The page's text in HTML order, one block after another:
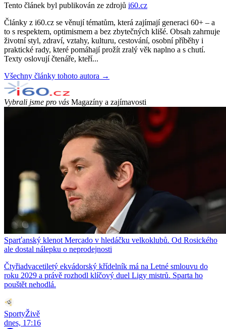
Tento článek byl publikován ze zdrojů i60.cz
Články z i60.cz se věnují tématům, která zajímají generaci 60+ – a
to s respektem, optimismem a bez zbytečných klišé. Obsah zahrnuje
životní styl, zdraví, vztahy, kulturu, cestování, osobní příběhy i
praktické rady, které pomáhají prožít zralý věk naplno a s chutí.
Texty oslovují čtenáře, kteří...
Všechny články tohoto autora →
Vybrali jsme pro vás Magazíny a zajímavosti
Sparťanský klenot Mercado v hledáčku velkoklubů. Od Rosického
ale dostal nálepku o neprodejnosti
Čtyřiadvacetiletý ekvádorský křídelník má na Letné smlouvu do
roku 2029 a právě rozhodl klíčový duel Ligy mistrů. Sparta ho
pouštět nehodlá.
SportyŽivě
dnes, 17:16